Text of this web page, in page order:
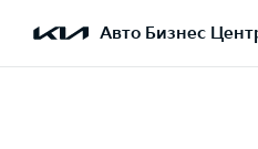
Авто Бизнес
Выбран Sportage